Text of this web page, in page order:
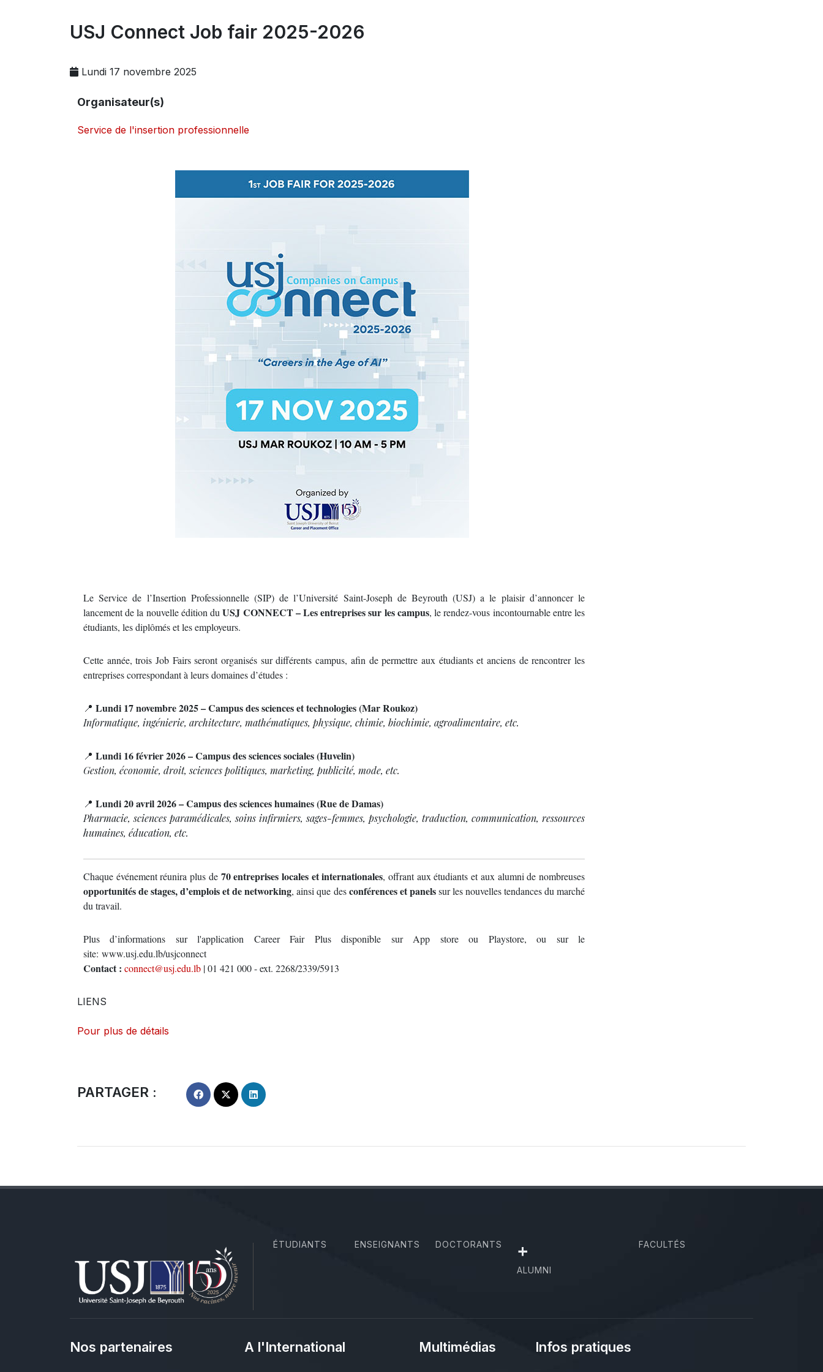
USJ Connect Job fair 2025-2026
Lundi 17 novembre 2025
Organisateur(s)
Service de l'insertion professionnelle
Le Service de l’Insertion Professionnelle (SIP) de l’Université Saint-Joseph de Beyrouth (USJ) a le plaisir d’annoncer le
lancement de la nouvelle édition duUSJ CONNECT – Les entreprises sur les campus, le rendez-vous incontournable entre les
étudiants, les diplômés et les employeurs.
Cette année, trois Job Fairs seront organisés sur différents campus, afin de permettre aux étudiants et anciens de rencontrer les
entreprises correspondant à leurs domaines d’études :
📍 Lundi 17 novembre 2025 – Campus des sciences et technologies (Mar Roukoz)
Informatique, ingénierie, architecture, mathématiques, physique, chimie, biochimie, agroalimentaire, etc.
📍 Lundi 16 février 2026 – Campus des sciences sociales (Huvelin)
Gestion, économie, droit, sciences politiques, marketing, publicité, mode, etc.
📍 Lundi 20 avril 2026 – Campus des sciences humaines (Rue de Damas)
Pharmacie, sciences paramédicales, soins infirmiers, sages-femmes, psychologie, traduction, communication, ressources
humaines, éducation, etc.
Chaque événement réunira plus de 70 entreprises locales et internationales, offrant aux étudiants et aux alumni de nombreuses
opportunités de stages, d’emplois et de networking, ainsi que desconférences et panelssur les nouvelles tendances du marché
du travail.
Plus d’informations sur l'application Career Fair Plus disponible sur App store ou Playstore, ou sur le
site: www.usj.edu.lb/usjconnect
Contact : connect@usj.edu.lb | 01 421 000 - ext. 2268/2339/5913
LIENS
Pour plus de détails
PARTAGER :
ÉTUDIANTS ENSEIGNANTS DOCTORANTS +
ALUMNI
FACULTÉS
Nos partenaires A l'International Multimédias Infos pratiques